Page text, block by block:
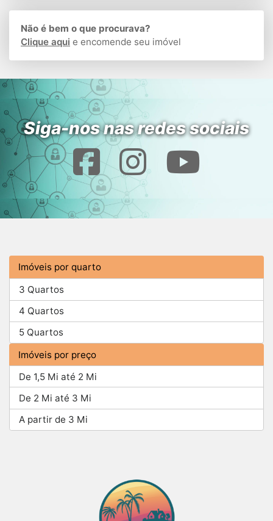
Não é bem o que procurava?
Clique aqui e encomende seu imóvel
Siga-nos nas redes sociais
Imóveis por quarto
3 Quartos
4 Quartos
5 Quartos
Imóveis por preço
De 1,5 Mi até 2 Mi
De 2 Mi até 3 Mi
A partir de 3 Mi